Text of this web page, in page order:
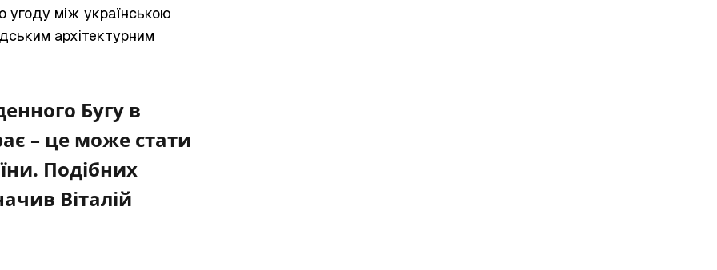
угоду між українською
архітектурним
Бугу в
– це може стати
Подібних
Віталій